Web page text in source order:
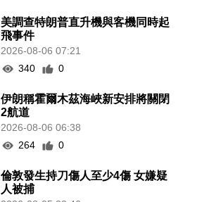
美調查特朗普直升機與客機同時起
飛事件
2026-08-06 07:21
340
0
伊朗稱霍爾木茲海峽新安排將關閉
2航道
2026-08-06 06:38
264
0
倫敦發生持刀傷人至少4傷 女嫌疑
人被捕